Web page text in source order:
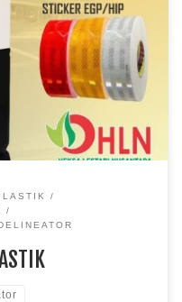
ataupun jalan curam.
jalan, oleh karena itu
jalan yang berbahaya.
hitam dan di lengkapi